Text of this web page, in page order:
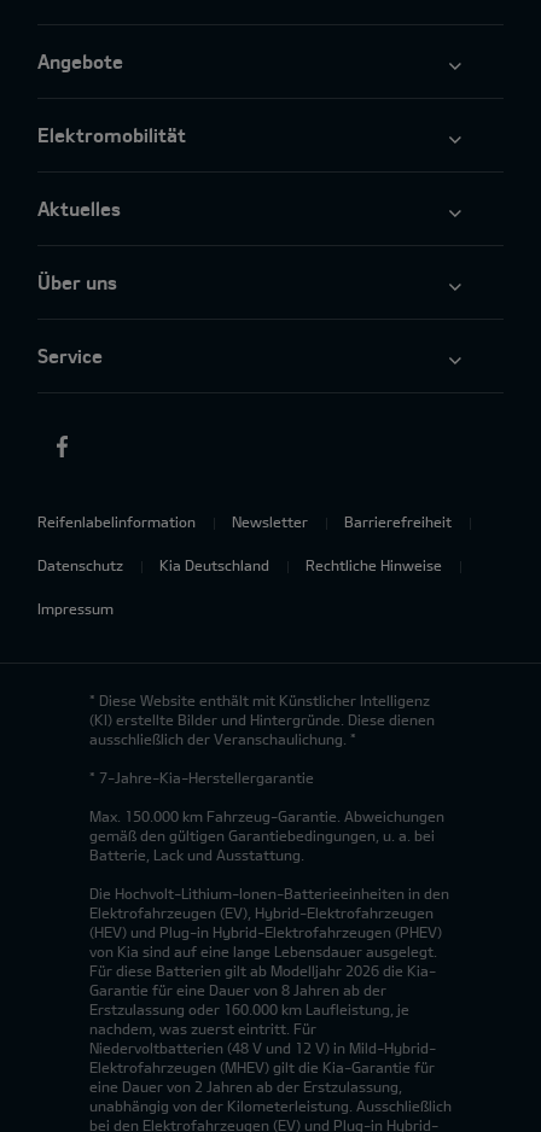
Angebote
Elektromobilität
Aktuelles
Über uns
Service
Reifenlabelinformation Newsletter Barrierefreiheit
Datenschutz Kia Deutschland Rechtliche Hinweise
Impressum
* Diese Website enthält mit Künstlicher Intelligenz
(KI) erstellte Bilder und Hintergründe. Diese dienen
ausschließlich der Veranschaulichung. *
* 7-Jahre-Kia-Herstellergarantie
Max. 150.000 km Fahrzeug-Garantie. Abweichungen
gemäß den gültigen Garantiebedingungen, u. a. bei
Batterie, Lack und Ausstattung.
Die Hochvolt-Lithium-Ionen-Batterieeinheiten in den
Elektrofahrzeugen (EV), Hybrid-Elektrofahrzeugen
(HEV) und Plug-in Hybrid-Elektrofahrzeugen (PHEV)
von Kia sind auf eine lange Lebensdauer ausgelegt.
Für diese Batterien gilt ab Modelljahr 2026 die Kia-
Garantie für eine Dauer von 8 Jahren ab der
Erstzulassung oder 160.000 km Laufleistung, je
nachdem, was zuerst eintritt. Für
Niedervoltbatterien (48 V und 12 V) in Mild-Hybrid-
Elektrofahrzeugen (MHEV) gilt die Kia-Garantie für
eine Dauer von 2 Jahren ab der Erstzulassung,
unabhängig von der Kilometerleistung. Ausschließlich
bei den Elektrofahrzeugen (EV) und Plug-in Hybrid-